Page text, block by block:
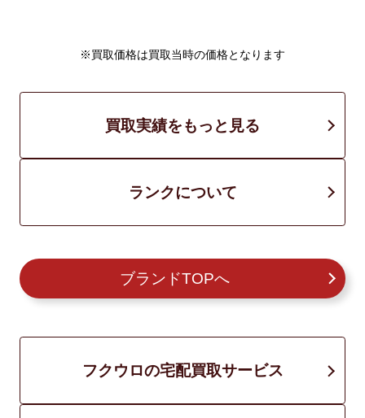
※買取価格は買取当時の価格となります
買取実績をもっと見る
ランクについて
ブランドTOPへ
フクウロの宅配買取サービス